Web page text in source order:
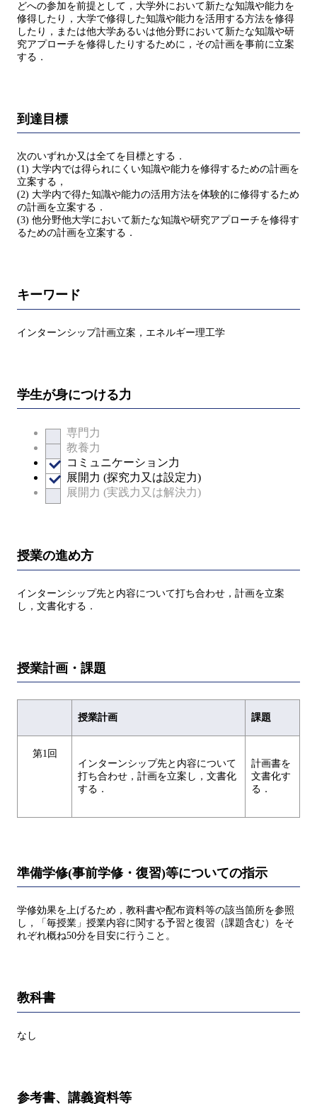
どへの参加を前提として，大学外において新たな知識や能力を
修得したり，大学で修得した知識や能力を活用する方法を修得
したり，または他大学あるいは他分野において新たな知識や研
究アプローチを修得したりするために，その計画を事前に立案
する．
到達目標
次のいずれか又は全てを目標とする．
(1) 大学内では得られにくい知識や能力を修得するための計画を
立案する，
(2) 大学内で得た知識や能力の活用方法を体験的に修得するため
の計画を立案する．
(3) 他分野他大学において新たな知識や研究アプローチを修得す
るための計画を立案する．
キーワード
インターンシップ計画立案，エネルギー理工学
学生が身につける力
専門力
教養力
コミュニケーション力
展開力 (探究力又は設定力)
展開力 (実践力又は解決力)
授業の進め方
インターンシップ先と内容について打ち合わせ，計画を立案
し，文書化する．
授業計画・課題
授業計画 課題
第1回
インターンシップ先と内容について
打ち合わせ，計画を立案し，文書化
する．
計画書を
文書化す
る．
準備学修(事前学修・復習)等についての指示
学修効果を上げるため，教科書や配布資料等の該当箇所を参照
し，「毎授業」授業内容に関する予習と復習（課題含む）をそ
れぞれ概ね50分を目安に行うこと。
教科書
なし
参考書、講義資料等